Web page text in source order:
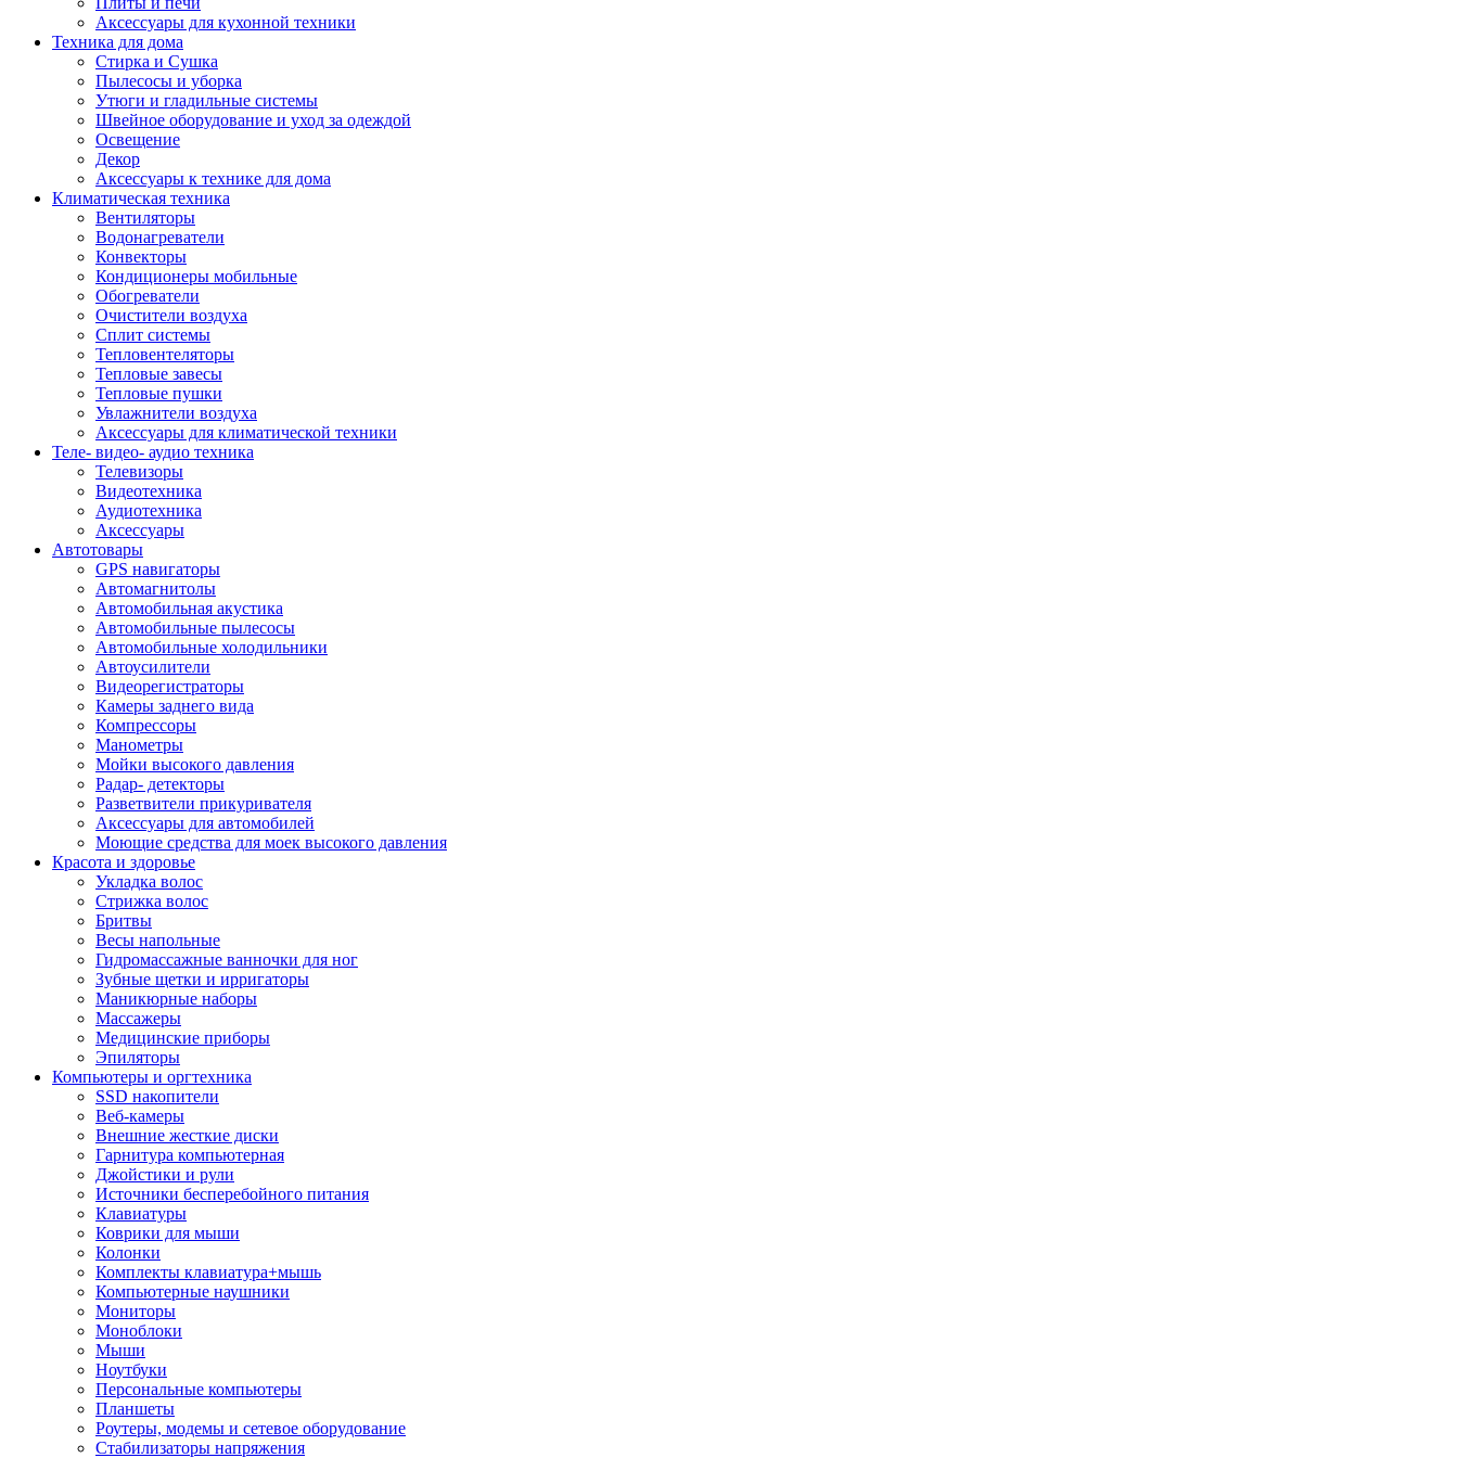
Аксессуары для кухонной техники
Техника для дома
Стирка и Сушка
Пылесосы и уборка
Утюги и гладильные системы
Швейное оборудование и уход за одеждой
Освещение
Декор
Аксессуары к технике для дома
Климатическая техника
Вентиляторы
Водонагреватели
Конвекторы
Кондиционеры мобильные
Обогреватели
Очистители воздуха
Сплит системы
Тепловентеляторы
Тепловые завесы
Тепловые пушки
Увлажнители воздуха
Аксессуары для климатической техники
Теле- видео- аудио техника
Телевизоры
Видеотехника
Аудиотехника
Аксессуары
Автотовары
GPS навигаторы
Автомагнитолы
Автомобильная акустика
Автомобильные пылесосы
Автомобильные холодильники
Автоусилители
Видеорегистраторы
Камеры заднего вида
Компрессоры
Манометры
Мойки высокого давления
Радар- детекторы
Разветвители прикуривателя
Аксессуары для автомобилей
Моющие средства для моек высокого давления
Красота и здоровье
Укладка волос
Стрижка волос
Бритвы
Весы напольные
Гидромассажные ванночки для ног
Зубные щетки и ирригаторы
Маникюрные наборы
Массажеры
Медицинские приборы
Эпиляторы
Компьютеры и оргтехника
SSD накопители
Веб-камеры
Внешние жесткие диски
Гарнитура компьютерная
Джойстики и рули
Источники бесперебойного питания
Клавиатуры
Коврики для мыши
Колонки
Комплекты клавиатура+мышь
Компьютерные наушники
Мониторы
Моноблоки
Мыши
Ноутбуки
Персональные компьютеры
Планшеты
Роутеры, модемы и сетевое оборудование
Стабилизаторы напряжения